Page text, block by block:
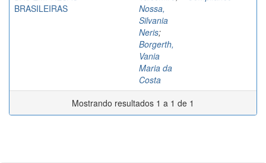
BRASILEIRAS
Nossa,
Silvania
Neris;
Borgerth,
Vania
Maria da
Costa
Mostrando resultados 1 a 1 de 1